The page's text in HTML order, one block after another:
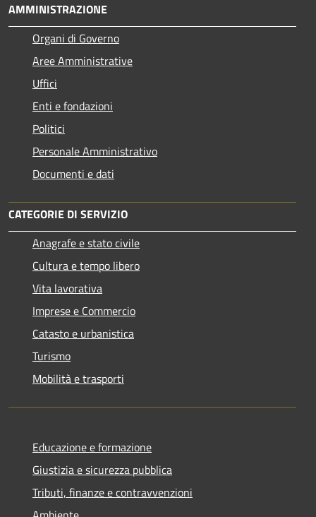
AMMINISTRAZIONE
Organi di Governo
Aree Amministrative
Uffici
Enti e fondazioni
Politici
Personale Amministrativo
Documenti e dati
CATEGORIE DI SERVIZIO
Anagrafe e stato civile
Cultura e tempo libero
Vita lavorativa
Imprese e Commercio
Catasto e urbanistica
Turismo
Mobilità e trasporti
Educazione e formazione
Giustizia e sicurezza pubblica
Tributi, finanze e contravvenzioni